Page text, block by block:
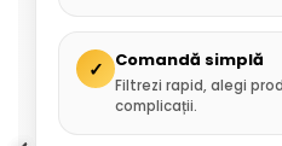
✓ Comandă simplă
Filtrezi rapid, alegi
complicații.